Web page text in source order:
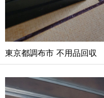
東京都調布市 不用品回収